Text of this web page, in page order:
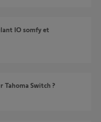
Tahoma Switch ?